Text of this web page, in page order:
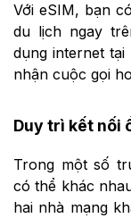
Với eSIM, bạn
du lịch ngay
dụng internet
nhận cuộc gọi
Duy trì kết nối
Trong một số
có thể khác
hai nhà mạng